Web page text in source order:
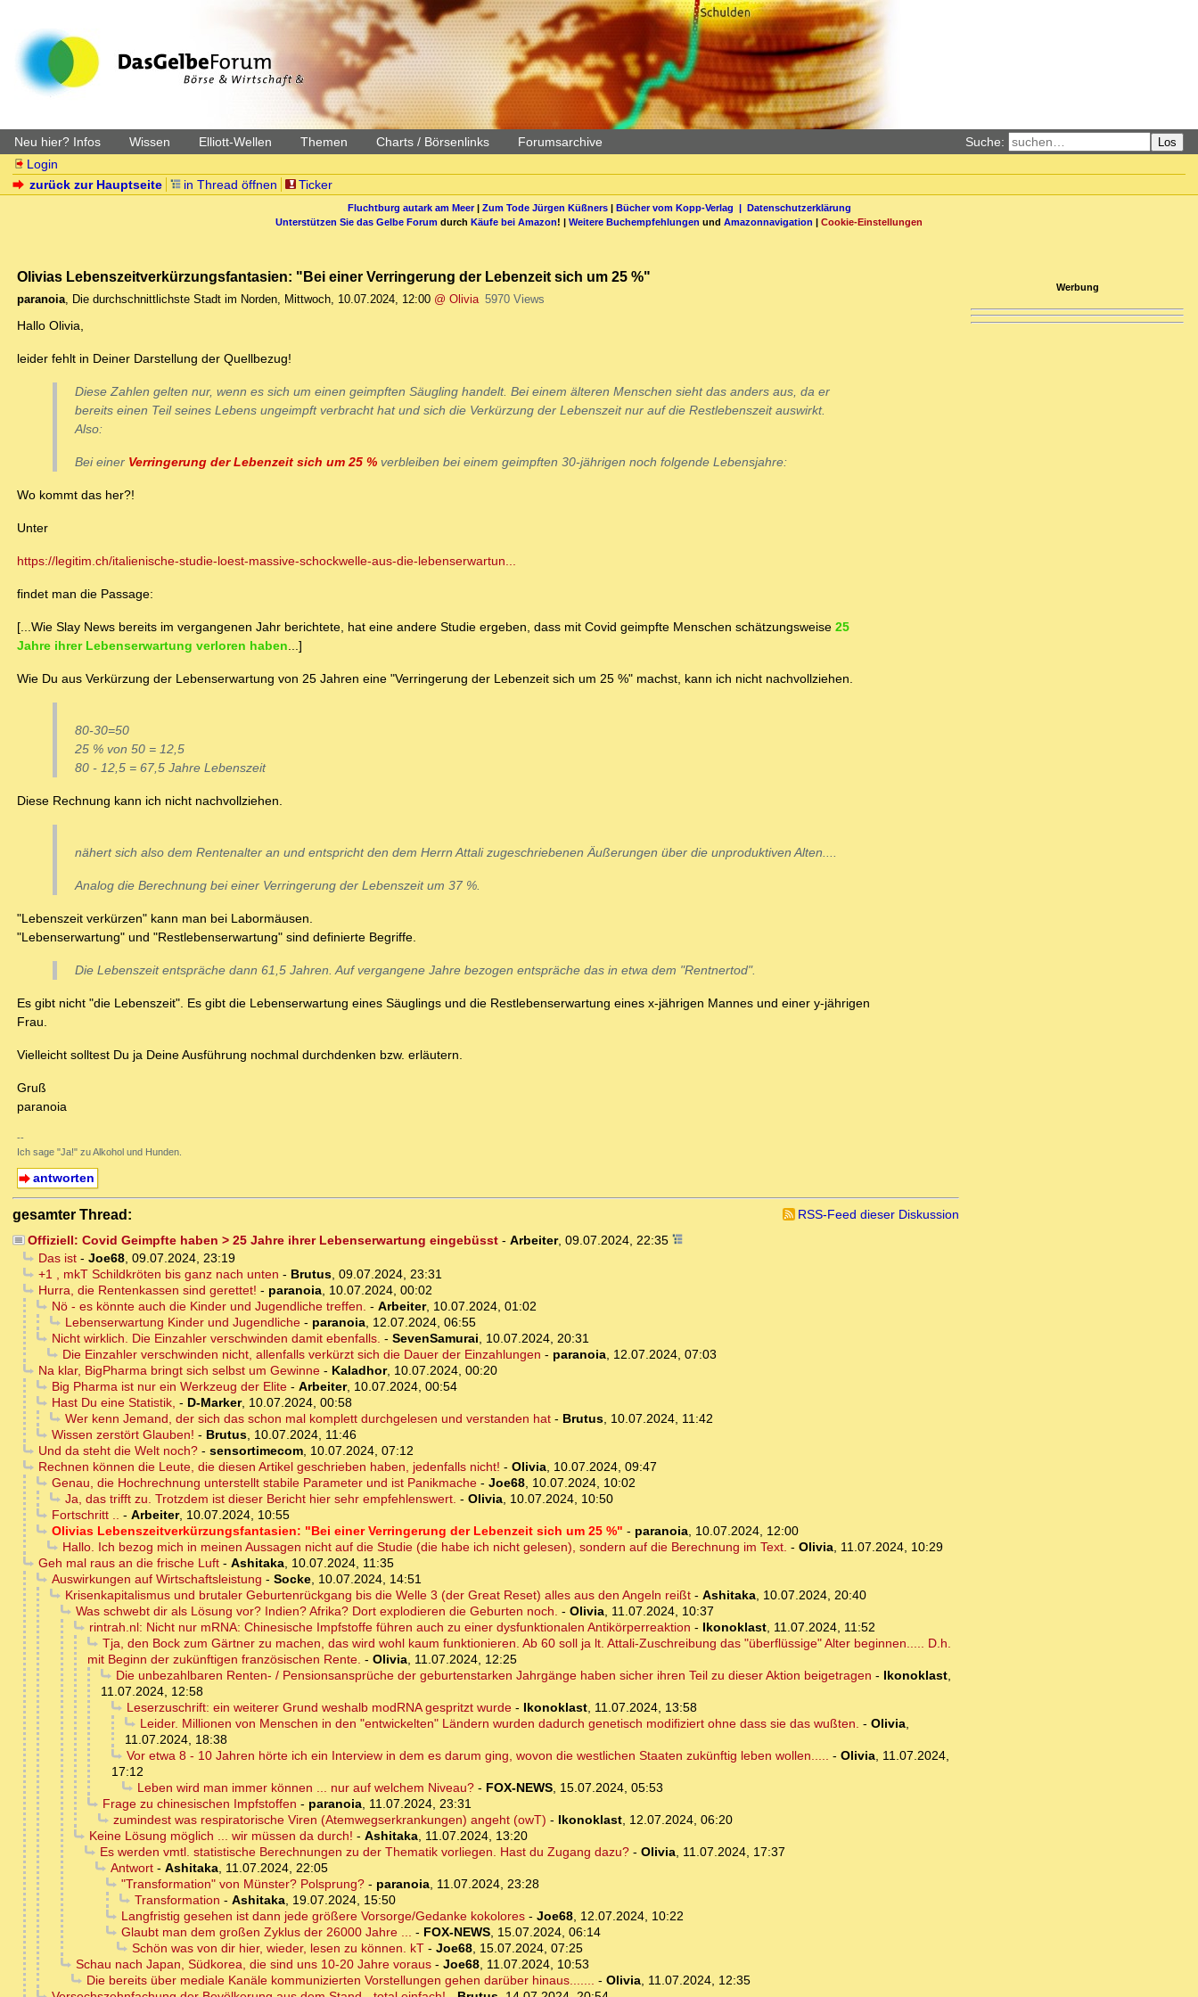
Neu hier? Infos Wissen Elliott-Wellen Themen Charts / Börsenlinks Forumsarchive Suche: Los
Login
zurück zur Hauptseite
in Thread öffnen Ticker
Fluchtburg autark am Meer| Zum Tode Jürgen Küßners| Bücher vom Kopp-Verlag | Datenschutzerklärung
Unterstützen Sie das Gelbe Forum durch Käufe bei Amazon! | Weitere Buchempfehlungen und Amazonnavigation | Cookie-Einstellungen
Olivias Lebenszeitverkürzungsfantasien: "Bei einer Verringerung der Lebenzeit sich um 25 %"
paranoia, Die durchschnittlichste Stadt im Norden, Mittwoch, 10.07.2024, 12:00 @ Olivia 5970 Views
Hallo Olivia,
leider fehlt in Deiner Darstellung der Quellbezug!
Diese Zahlen gelten nur, wenn es sich um einen geimpften Säugling handelt. Bei einem älteren Menschen sieht das anders aus, da er
bereits einen Teil seines Lebens ungeimpft verbracht hat und sich die Verkürzung der Lebenszeit nur auf die Restlebenszeit auswirkt.
Also:
Bei einer Verringerung der Lebenzeit sich um 25 % verbleiben bei einem geimpften 30-jährigen noch folgende Lebensjahre:
Wo kommt das her?!
Unter
https://legitim.ch/italienische-studie-loest-massive-schockwelle-aus-die-lebenserwartun...
findet man die Passage:
[...Wie Slay News bereits im vergangenen Jahr berichtete, hat eine andere Studie ergeben, dass mit Covid geimpfte Menschen schätzungsweise 25
Jahre ihrer Lebenserwartung verloren haben...]
Wie Du aus Verkürzung der Lebenserwartung von 25 Jahren eine "Verringerung der Lebenzeit sich um 25 %" machst, kann ich nicht nachvollziehen.
80-30=50
25 % von 50 = 12,5
80 - 12,5 = 67,5 Jahre Lebenszeit
Diese Rechnung kann ich nicht nachvollziehen.
nähert sich also dem Rentenalter an und entspricht den dem Herrn Attali zugeschriebenen Äußerungen über die unproduktiven Alten....
Analog die Berechnung bei einer Verringerung der Lebenszeit um 37 %.
"Lebenszeit verkürzen" kann man bei Labormäusen.
"Lebenserwartung" und "Restlebenserwartung" sind definierte Begriffe.
Die Lebenszeit entspräche dann 61,5 Jahren. Auf vergangene Jahre bezogen entspräche das in etwa dem "Rentnertod".
Es gibt nicht "die Lebenszeit". Es gibt die Lebenserwartung eines Säuglings und die Restlebenserwartung eines x-jährigen Mannes und einer y-jährigen
Frau.
Vielleicht solltest Du ja Deine Ausführung nochmal durchdenken bzw. erläutern.
Gruß
paranoia
--
Ich sage "Ja!" zu Alkohol und Hunden.
antworten
gesamter Thread:
RSS-Feed dieser Diskussion
Offiziell: Covid Geimpfte haben > 25 Jahre ihrer Lebenserwartung eingebüsst- Arbeiter, 09.07.2024, 22:35
Das ist- Joe68, 09.07.2024, 23:19
+1 , mkT Schildkröten bis ganz nach unten - Brutus, 09.07.2024, 23:31
Hurra, die Rentenkassen sind gerettet! - paranoia, 10.07.2024, 00:02
Nö - es könnte auch die Kinder und Jugendliche treffen. - Arbeiter, 10.07.2024, 01:02
Lebenserwartung Kinder und Jugendliche- paranoia, 12.07.2024, 06:55
Nicht wirklich. Die Einzahler verschwinden damit ebenfalls. - SevenSamurai, 10.07.2024, 20:31
Die Einzahler verschwinden nicht, allenfalls verkürzt sich die Dauer der Einzahlungen - paranoia, 12.07.2024, 07:03
Na klar, BigPharma bringt sich selbst um Gewinne- Kaladhor, 10.07.2024, 00:20
Big Pharma ist nur ein Werkzeug der Elite- Arbeiter, 10.07.2024, 00:54
Hast Du eine Statistik, - D-Marker, 10.07.2024, 00:58
Wer kenn Jemand, der sich das schon mal komplett durchgelesen und verstanden hat- Brutus, 10.07.2024, 11:42
Wissen zerstört Glauben! - Brutus, 10.07.2024, 11:46
Und da steht die Welt noch?- sensortimecom, 10.07.2024, 07:12
Rechnen können die Leute, die diesen Artikel geschrieben haben, jedenfalls nicht! - Olivia, 10.07.2024, 09:47
Genau, die Hochrechnung unterstellt stabile Parameter und ist Panikmache- Joe68, 10.07.2024, 10:02
Ja, das trifft zu. Trotzdem ist dieser Bericht hier sehr empfehlenswert. - Olivia, 10.07.2024, 10:50
Fortschritt .. - Arbeiter, 10.07.2024, 10:55
Olivias Lebenszeitverkürzungsfantasien: "Bei einer Verringerung der Lebenzeit sich um 25 %" - paranoia, 10.07.2024, 12:00
Hallo. Ich bezog mich in meinen Aussagen nicht auf die Studie (die habe ich nicht gelesen), sondern auf die Berechnung im Text. - Olivia, 11.07.2024, 10:29
Geh mal raus an die frische Luft- Ashitaka, 10.07.2024, 11:35
Auswirkungen auf Wirtschaftsleistung - Socke, 10.07.2024, 14:51
Krisenkapitalismus und brutaler Geburtenrückgang bis die Welle 3 (der Great Reset) alles aus den Angeln reißt- Ashitaka, 10.07.2024, 20:40
Was schwebt dir als Lösung vor? Indien? Afrika? Dort explodieren die Geburten noch. - Olivia, 11.07.2024, 10:37
rintrah.nl: Nicht nur mRNA: Chinesische Impfstoffe führen auch zu einer dysfunktionalen Antikörperreaktion - Ikonoklast, 11.07.2024, 11:52
Tja, den Bock zum Gärtner zu machen, das wird wohl kaum funktionieren. Ab 60 soll ja lt. Attali-Zuschreibung das "überflüssige" Alter beginnen..... D.h.
mit Beginn der zukünftigen französischen Rente. - Olivia, 11.07.2024, 12:25
Die unbezahlbaren Renten- / Pensionsansprüche der geburtenstarken Jahrgänge haben sicher ihren Teil zu dieser Aktion beigetragen - Ikonoklast,
11.07.2024, 12:58
Leserzuschrift: ein weiterer Grund weshalb modRNA gespritzt wurde- Ikonoklast, 11.07.2024, 13:58
Leider. Millionen von Menschen in den "entwickelten" Ländern wurden dadurch genetisch modifiziert ohne dass sie das wußten. - Olivia,
11.07.2024, 18:38
Vor etwa 8 - 10 Jahren hörte ich ein Interview in dem es darum ging, wovon die westlichen Staaten zukünftig leben wollen..... - Olivia, 11.07.2024,
17:12
Leben wird man immer können ... nur auf welchem Niveau?- FOX-NEWS, 15.07.2024, 05:53
Frage zu chinesischen Impfstoffen - paranoia, 11.07.2024, 23:31
zumindest was respiratorische Viren (Atemwegserkrankungen) angeht (owT) - Ikonoklast, 12.07.2024, 06:20
Keine Lösung möglich ... wir müssen da durch! - Ashitaka, 11.07.2024, 13:20
Es werden vmtl. statistische Berechnungen zu der Thematik vorliegen. Hast du Zugang dazu?- Olivia, 11.07.2024, 17:37
Antwort- Ashitaka, 11.07.2024, 22:05
"Transformation" von Münster? Polsprung?- paranoia, 11.07.2024, 23:28
Transformation - Ashitaka, 19.07.2024, 15:50
Langfristig gesehen ist dann jede größere Vorsorge/Gedanke kokolores- Joe68, 12.07.2024, 10:22
Glaubt man dem großen Zyklus der 26000 Jahre ... - FOX-NEWS, 15.07.2024, 06:14
Schön was von dir hier, wieder, lesen zu können. kT- Joe68, 15.07.2024, 07:25
Schau nach Japan, Südkorea, die sind uns 10-20 Jahre voraus- Joe68, 11.07.2024, 10:53
Die bereits über mediale Kanäle kommunizierten Vorstellungen gehen darüber hinaus....... - Olivia, 11.07.2024, 12:35
Werbung